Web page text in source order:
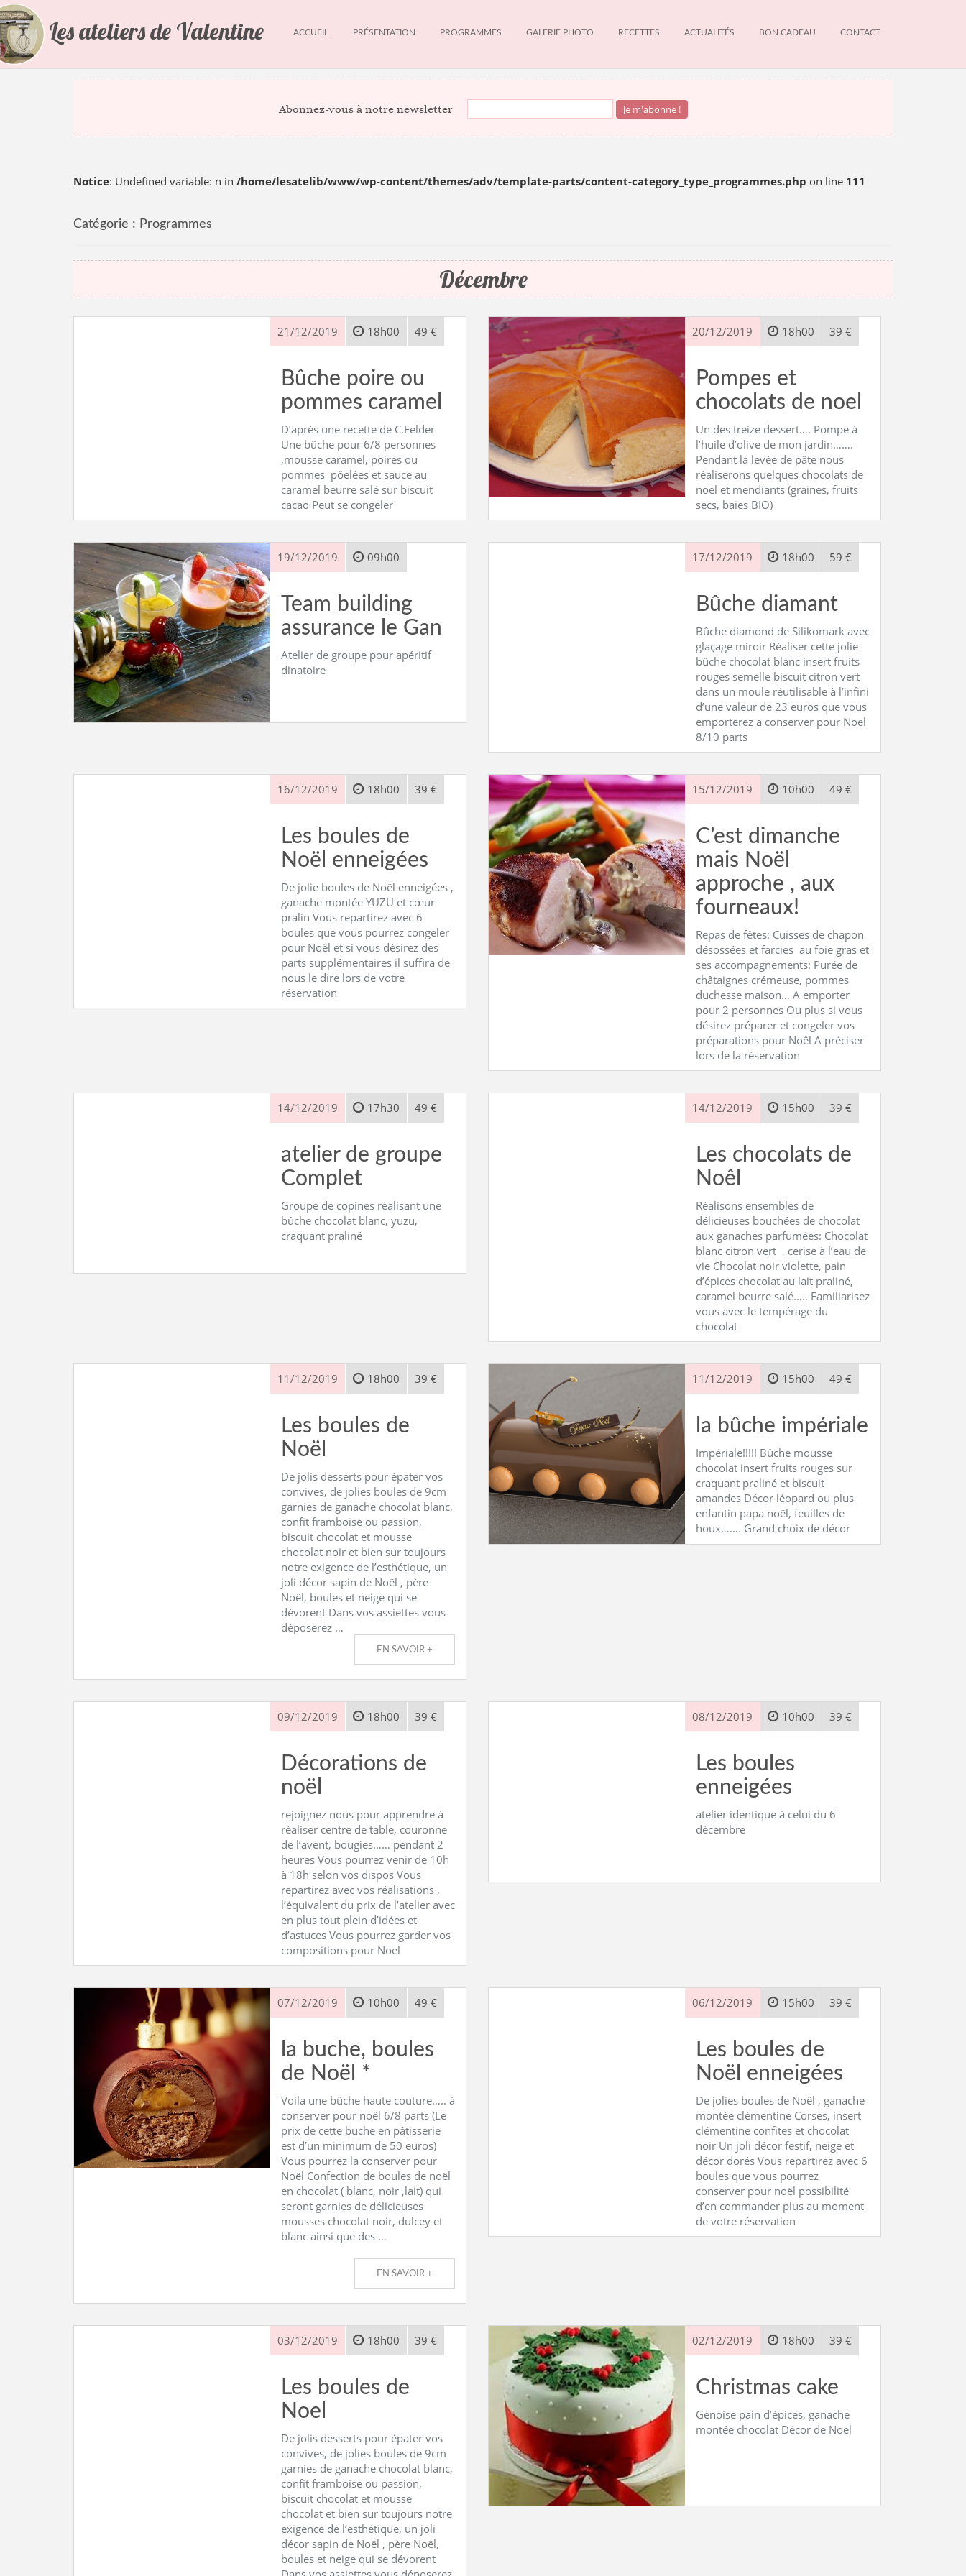
Les ateliers de Valentine ACCUEIL PRÉSENTATION PROGRAMMES GALERIE PHOTO RECETTES ACTUALITÉS
INFOS DU MOMENT
BON CADEAU CONTACT
Abonnez-vous à notre newsletter
Notice: Undefined variable: n in /home/lesatelib/www/wp-content/themes/adv/template-parts/content-category_type_programmes.php on line 111
Catégorie : Programmes
Décembre
21/12/2019 18h00 49 €
Bûche poire ou
pommes caramel
D’après une recette de C.Felder
Une bûche pour 6/8 personnes
,mousse caramel, poires ou
pommes pôelées et sauce au
caramel beurre salé sur biscuit
cacao Peut se congeler
20/12/2019 18h00 39 €
Pompes et
chocolats de noel
Un des treize dessert…. Pompe à
l’huile d’olive de mon jardin…….
Pendant la levée de pâte nous
réaliserons quelques chocolats de
noël et mendiants (graines, fruits
secs, baies BIO)
19/12/2019 09h00
Team building
assurance le Gan
Atelier de groupe pour apéritif
dinatoire
17/12/2019 18h00 59 €
Bûche diamant
Bûche diamond de Silikomark avec
glaçage miroir Réaliser cette jolie
bûche chocolat blanc insert fruits
rouges semelle biscuit citron vert
dans un moule réutilisable à l’infini
d’une valeur de 23 euros que vous
emporterez a conserver pour Noel
8/10 parts
16/12/2019 18h00 39 €
Les boules de
Noël enneigées
De jolie boules de Noël enneigées ,
ganache montée YUZU et cœur
pralin Vous repartirez avec 6
boules que vous pourrez congeler
pour Noël et si vous désirez des
parts supplémentaires il suffira de
nous le dire lors de votre
réservation
15/12/2019 10h00 49 €
C’est dimanche
mais Noël
approche , aux
fourneaux!
Repas de fêtes: Cuisses de chapon
désossées et farcies au foie gras et
ses accompagnements: Purée de
châtaignes crémeuse, pommes
duchesse maison… A emporter
pour 2 personnes Ou plus si vous
désirez préparer et congeler vos
préparations pour Noêl A préciser
lors de la réservation
14/12/2019 17h30 49 €
atelier de groupe
Complet
Groupe de copines réalisant une
bûche chocolat blanc, yuzu,
craquant praliné
14/12/2019 15h00 39 €
Les chocolats de
Noêl
Réalisons ensembles de
délicieuses bouchées de chocolat
aux ganaches parfumées: Chocolat
blanc citron vert , cerise à l’eau de
vie Chocolat noir violette, pain
d’épices chocolat au lait praliné,
caramel beurre salé….. Familiarisez
vous avec le tempérage du
chocolat
11/12/2019 18h00 39 €
Les boules de
Noël
De jolis desserts pour épater vos
convives, de jolies boules de 9cm
garnies de ganache chocolat blanc,
confit framboise ou passion,
biscuit chocolat et mousse
chocolat noir et bien sur toujours
notre exigence de l’esthétique, un
joli décor sapin de Noël , père
Noël, boules et neige qui se
dévorent Dans vos assiettes vous
déposerez …
EN SAVOIR +
11/12/2019 15h00 49 €
la bûche impériale
Impériale!!!!! Bûche mousse
chocolat insert fruits rouges sur
craquant praliné et biscuit
amandes Décor léopard ou plus
enfantin papa noël, feuilles de
houx……. Grand choix de décor
09/12/2019 18h00 39 €
Décorations de
noël
rejoignez nous pour apprendre à
réaliser centre de table, couronne
de l’avent, bougies…… pendant 2
heures Vous pourrez venir de 10h
à 18h selon vos dispos Vous
repartirez avec vos réalisations ,
l’équivalent du prix de l’atelier avec
en plus tout plein d’idées et
d’astuces Vous pourrez garder vos
compositions pour Noel
08/12/2019 10h00 39 €
Les boules
enneigées
atelier identique à celui du 6
décembre
07/12/2019 10h00 49 €
la buche, boules
de Noël *
Voila une bûche haute couture….. à
conserver pour noël 6/8 parts (Le
prix de cette buche en pâtisserie
est d’un minimum de 50 euros)
Vous pourrez la conserver pour
Noël Confection de boules de noël
en chocolat ( blanc, noir ,lait) qui
seront garnies de délicieuses
mousses chocolat noir, dulcey et
blanc ainsi que des …
EN SAVOIR +
06/12/2019 15h00 39 €
Les boules de
Noël enneigées
De jolies boules de Noël , ganache
montée clémentine Corses, insert
clémentine confites et chocolat
noir Un joli décor festif, neige et
décor dorés Vous repartirez avec 6
boules que vous pourrez
conserver pour noël possibilité
d’en commander plus au moment
de votre réservation
03/12/2019 18h00 39 €
Les boules de
Noel
De jolis desserts pour épater vos
convives, de jolies boules de 9cm
garnies de ganache chocolat blanc,
confit framboise ou passion,
biscuit chocolat et mousse
chocolat et bien sur toujours notre
exigence de l’esthétique, un joli
décor sapin de Noël , père Noël,
boules et neige qui se dévorent
02/12/2019 18h00 39 €
Christmas cake
Génoise pain d’épices, ganache
montée chocolat Décor de Noël